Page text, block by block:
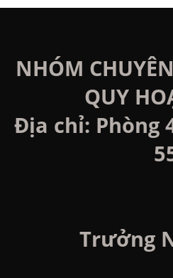
NHÓM
QUY
Địa chỉ: Phòng
Trưởng